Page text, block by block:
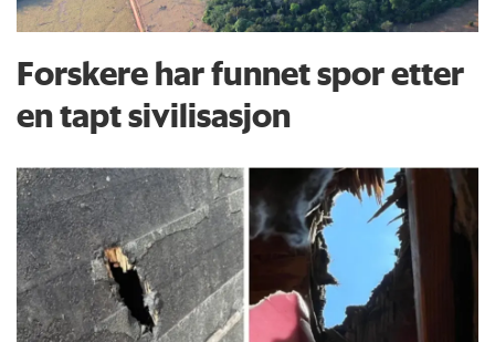
Forskere har funnet spor etter
en tapt sivilisasjon